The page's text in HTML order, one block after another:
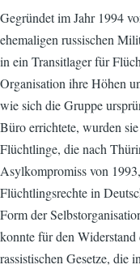
Gegründet im Jahr 1994
ehemaligen russischen
in ein Transitlager für
Organisation ihre Höhen
wie sich die Gruppe
Büro errichtete, wurden
Flüchtlinge, die nach
Asylkompromiss von
Flüchtlingsrechte in
Form der
konnte für den
rassistischen Gesetze, die